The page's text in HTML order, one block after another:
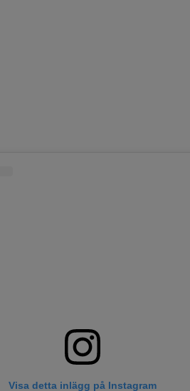
Visa detta inlägg på Instagram